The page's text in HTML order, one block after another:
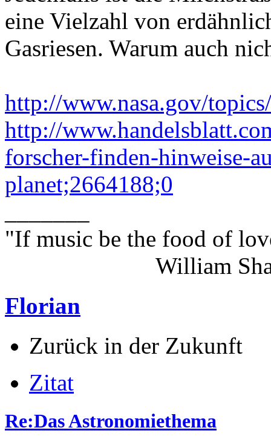
eine Vielzahl von
Gasriesen. Warum auch
http://www.nasa.gov/
http://
forscher-finden-hinweise-
planet;2664188;0
"If music be the food of
William
Florian
Zurück in der Zukunft
Zitat
Re:Das Astronomiethema